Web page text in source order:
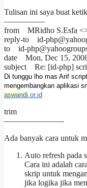
Tulisan ini saya buat
—————
from MRidho S.Esfa
reply-to id-
to id-
date Mon, Dec 15,
subject Re: [id-php]
Di tunggu lho mas Arif
mengembangkan aplikasi
aswandi.or.id
trim
———————-
Ada banyak cara untuk
Auto refresh pada
Cara ini adalah
skrip untuk
jika logika jika